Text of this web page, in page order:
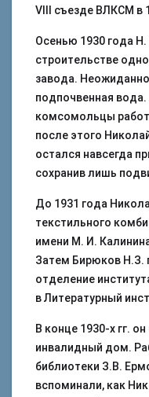
VIII съезде ВЛКСМ в
Осенью 1930 года
строительстве
завода.
подпочвенная
комсомольцы
после этого
остался навсегда
сохранив лишь
До 1931 года
текстильного
имени М. И.
Затем Бирюков Н.З.
отделение
в Литературный
В конце 1930-х гг.
инвалидный дом.
библиотеки З.В.
вспоминали, как